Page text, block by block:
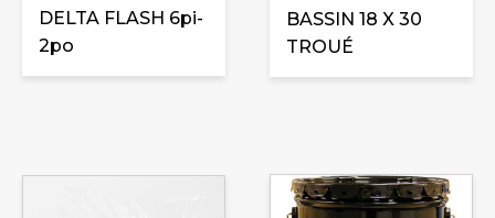
DELTA FLASH 6pi-
2po
BASSIN 18 X 30
TROUÉ